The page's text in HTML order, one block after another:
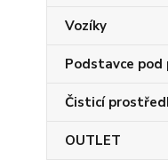
Vozíky
Podstavce pod
Čisticí
OUTLET